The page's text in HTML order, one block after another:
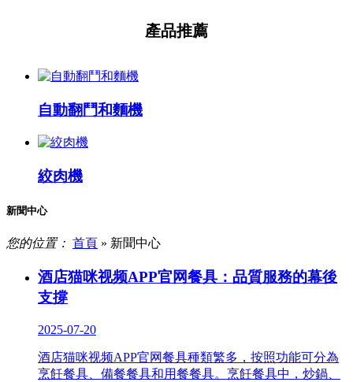
產品推薦
自動翻鬥和麵機
絞肉機
新聞中心
您的位置： 首頁 » 新聞中心
酒店猫咪视频APP官网餐具：品質服務的幕後
支撐
2025-07-20
酒店猫咪视频APP官网餐具種類繁多，按照功能可分為
烹飪餐具、備餐餐具和用餐餐具。烹飪餐具中，炒鍋、